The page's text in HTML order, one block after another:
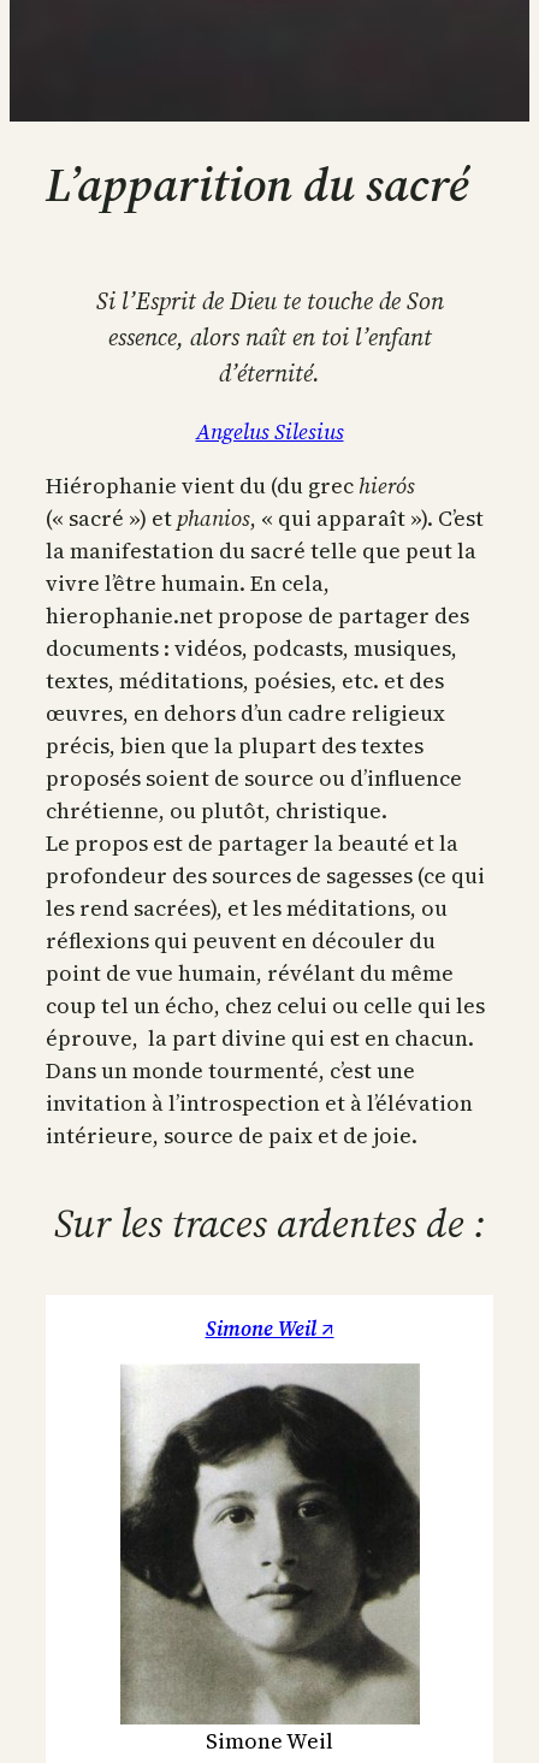
L’apparition du sacré
Si l’Esprit de Dieu te touche de Son
essence, alors naît en toi l’enfant
d’éternité.
Angelus Silesius
Hiérophanie vient du (du grec hierós
(« sacré ») et phanios, « qui apparaît »). C’est
la manifestation du sacré telle que peut la
vivre l’être humain. En cela,
hierophanie.net propose de partager des
documents : vidéos, podcasts, musiques,
textes, méditations, poésies, etc. et des
œuvres, en dehors d’un cadre religieux
précis, bien que la plupart des textes
proposés soient de source ou d’influence
chrétienne, ou plutôt, christique.
Le propos est de partager la beauté et la
profondeur des sources de sagesses (ce qui
les rend sacrées), et les méditations, ou
réflexions qui peuvent en découler du
point de vue humain, révélant du même
coup tel un écho, chez celui ou celle qui les
éprouve, la part divine qui est en chacun.
Dans un monde tourmenté, c’est une
invitation à l’introspection et à l’élévation
intérieure, source de paix et de joie.
Sur les traces ardentes de :
Simone Weil ↗
Simone Weil